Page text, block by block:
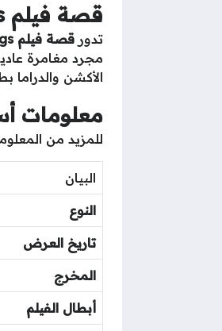
قصة فيلم 7Dogs: مغامرة مثيرة ومختلفة
تدور قصة فيلم 7Dogs
مجرد مغامرة
الأكشن والدراما
معلومات
للمزيد من
البيان
النوع
تاريخ العرض
المخرج
أبطال الفيلم